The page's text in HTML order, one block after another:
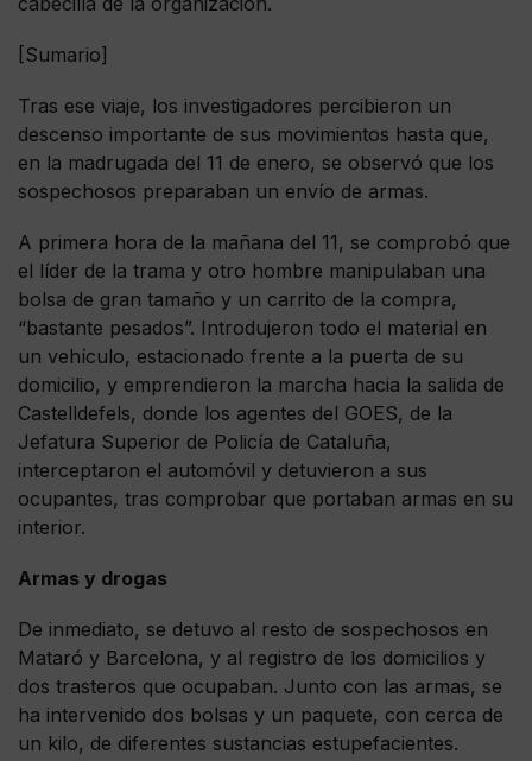
[Sumario]
Tras ese viaje, los investigadores percibieron un
descenso importante de sus movimientos hasta que,
en la madrugada del 11 de enero, se observó que los
sospechosos preparaban un envío de armas.
A primera hora de la mañana del 11, se comprobó que
el líder de la trama y otro hombre manipulaban una
bolsa de gran tamaño y un carrito de la compra,
“bastante pesados”. Introdujeron todo el material en
un vehículo, estacionado frente a la puerta de su
domicilio, y emprendieron la marcha hacia la salida de
Castelldefels, donde los agentes del GOES, de la
Jefatura Superior de Policía de Cataluña,
interceptaron el automóvil y detuvieron a sus
ocupantes, tras comprobar que portaban armas en su
interior.
Armas y drogas
De inmediato, se detuvo al resto de sospechosos en
Mataró y Barcelona, y al registro de los domicilios y
dos trasteros que ocupaban. Junto con las armas, se
ha intervenido dos bolsas y un paquete, con cerca de
un kilo, de diferentes sustancias estupefacientes.